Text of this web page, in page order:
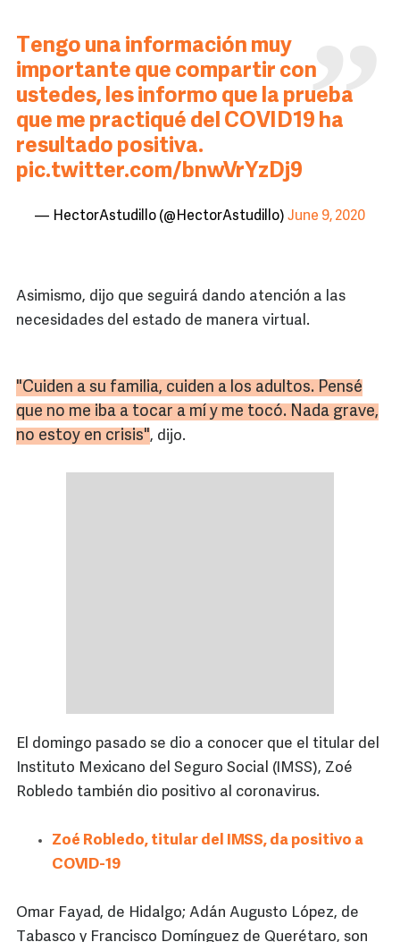
Tengo una información muy
importante que compartir con
ustedes, les informo que la prueba
que me practiqué del COVID19 ha
resultado positiva.
pic.twitter.com/bnwVrYzDj9
— HectorAstudillo (@HectorAstudillo) June 9, 2020
Asimismo, dijo que seguirá dando atención a las
necesidades del estado de manera virtual.
"Cuiden a su familia, cuiden a los adultos. Pensé
que no me iba a tocar a mí y me tocó. Nada grave,
no estoy en crisis", dijo.
El domingo pasado se dio a conocer que el titular del
Instituto Mexicano del Seguro Social (IMSS), Zoé
Robledo también dio positivo al coronavirus.
Zoé Robledo, titular del IMSS, da positivo a
COVID-19
Omar Fayad, de Hidalgo; Adán Augusto López, de
Tabasco y Francisco Domínguez de Querétaro, son